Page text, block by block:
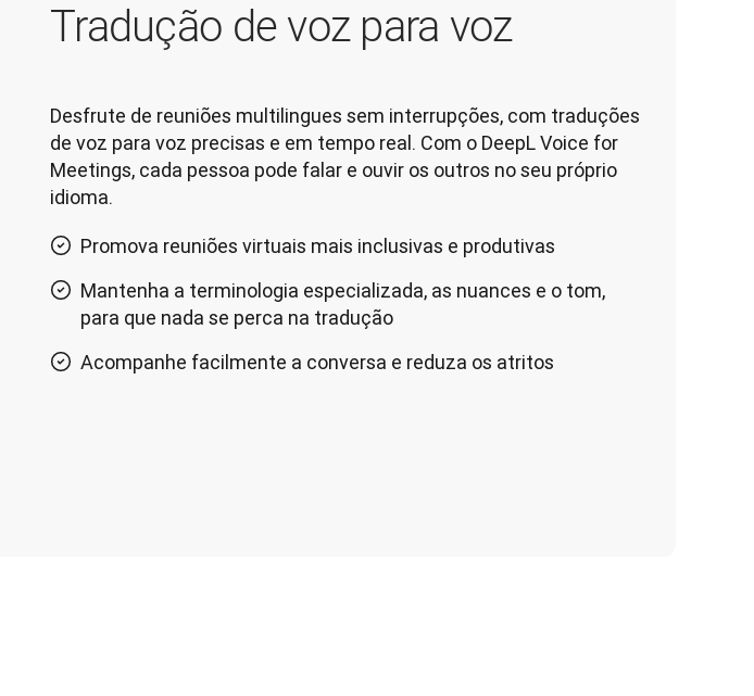
Tradução de voz para voz
Desfrute de reuniões multilingues sem interrupções, com traduções
de voz para voz precisas e em tempo real. Com o DeepL Voice for
Meetings, cada pessoa pode falar e ouvir os outros no seu próprio
idioma.
Promova reuniões virtuais mais inclusivas e produtivas
Mantenha a terminologia especializada, as nuances e o tom,
para que nada se perca na tradução
Acompanhe facilmente a conversa e reduza os atritos